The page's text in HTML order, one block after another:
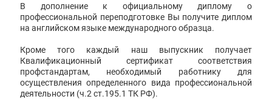
В дополнение к официальному диплому о
профессиональной переподготовке Вы получите диплом
на английском языке международного образца.
Кроме того каждый наш выпускник получает
Квалификационный сертификат соответствия
профстандартам, необходимый работнику для
осуществления определенного вида профессиональной
деятельности (ч.2 ст.195.1 ТК РФ).